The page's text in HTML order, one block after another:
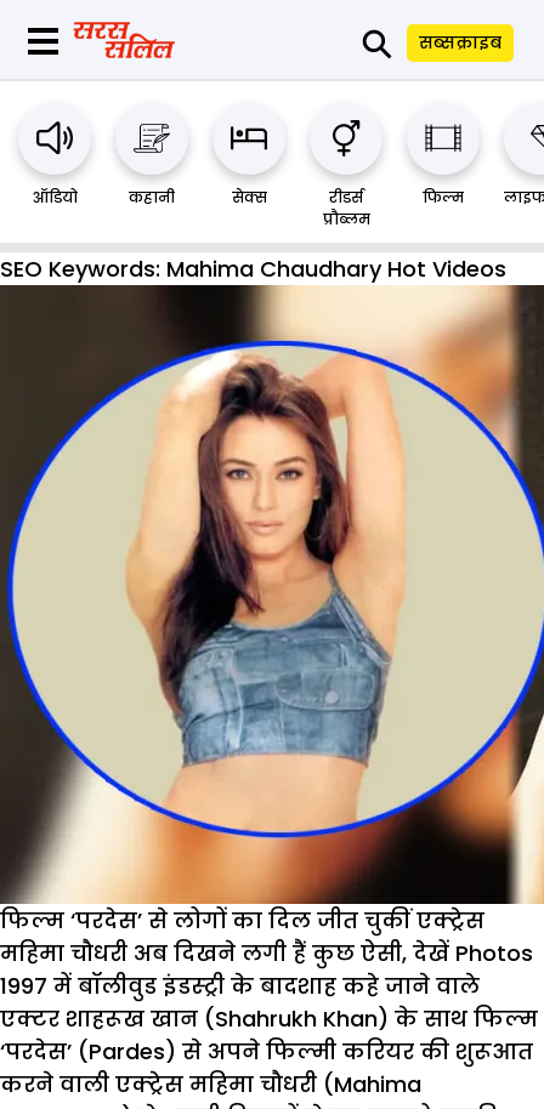
⚲ सब्सक्राइब
ऑडियो कहानी सेक्स
रीडर्स
प्रौब्लम
फिल्म
SEO Keywords: Mahima Chaudhary Hot Videos
फिल्म ‘परदेस’ से लोगों का दिल जीत चुकीं एक्ट्रेस
महिमा चौधरी अब दिखने लगी हैं कुछ ऐसी, देखें Photos
1997 में बॉलीवुड इंडस्ट्री के बादशाह कहे जाने वाले
एक्टर शाहरूख खान (Shahrukh Khan) के साथ फिल्म
‘परदेस’ (Pardes) से अपने फिल्मी करियर की शुरूआत
करने वाली एक्ट्रेस महिमा चौधरी (Mahima